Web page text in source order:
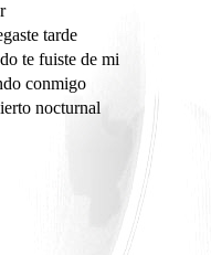
tarde
te fuiste de mi
conmigo
nocturnal